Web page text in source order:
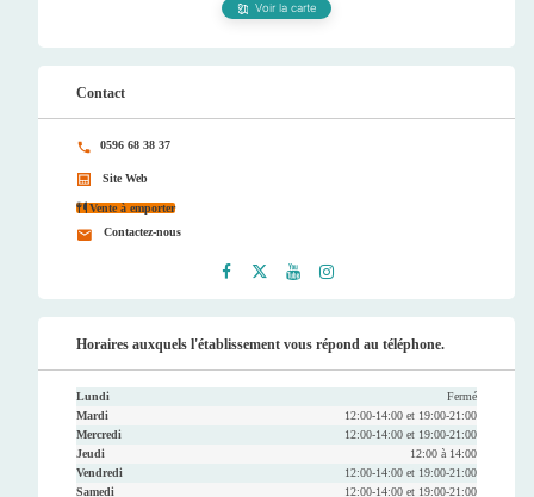
Voir la carte
Contact
0596 68 38 37
Site Web
Vente à emporter
Contactez-nous
ook
er
be
ram
Horaires auxquels l'établissement vous répond au téléphone.
Lundi
Fermé
Mardi
12:00-14:00 et 19:00-21:00
Mercredi
12:00-14:00 et 19:00-21:00
Jeudi
12:00 à 14:00
Vendredi
12:00-14:00 et 19:00-21:00
Samedi
12:00-14:00 et 19:00-21:00